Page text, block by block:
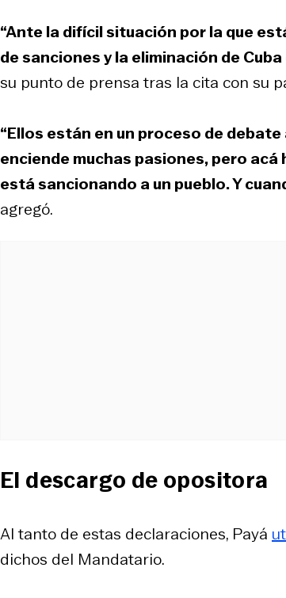
“Ante la difícil situación por la que
de sanciones y la eliminación de
su punto de prensa tras la cita con su
“Ellos están en un proceso de
enciende muchas pasiones, pero
está sancionando a un pueblo. Y
agregó.
El descargo de opositora
Al tanto de estas declaraciones, Payá
dichos del Mandatario.